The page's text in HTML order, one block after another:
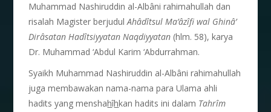
Muhammad Nashiruddin al-Albâni rahimahullah dan
risalah Magister berjudulAhâdîtsul Ma’âzîfi wal Ghinâ’
Dirâsatan Hadîtsiyyatan Naqdiyyatan (hlm. 58), karya
Dr. Muhammad ‘Abdul Karim ‘Abdurrahman.
Syaikh Muhammad Nashiruddin al-Albâni rahimahullah
juga membawakan nama-nama para Ulama ahli
hadits yang menshahîhkan hadits ini dalam Tahrîm